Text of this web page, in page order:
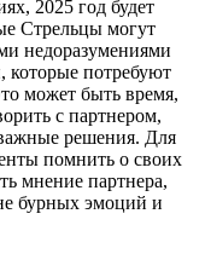
2025 год будет
Стрельцы могут
недоразумениями
которые потребуют
может быть время,
с партнером,
решения. Для
помнить о своих
мнение партнера,
бурных эмоций и